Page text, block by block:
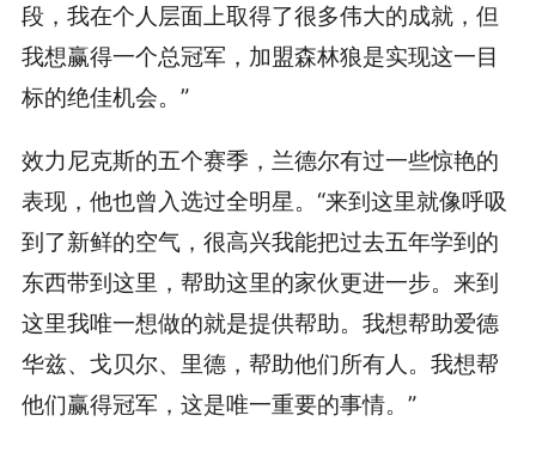
段，我在个人层面上取得了很多伟大的成就，但
我想赢得一个总冠军，加盟森林狼是实现这一目
标的绝佳机会。”
效力尼克斯的五个赛季，兰德尔有过一些惊艳的
表现，他也曾入选过全明星。“来到这里就像呼吸
到了新鲜的空气，很高兴我能把过去五年学到的
东西带到这里，帮助这里的家伙更进一步。来到
这里我唯一想做的就是提供帮助。我想帮助爱德
华兹、戈贝尔、里德，帮助他们所有人。我想帮
他们赢得冠军，这是唯一重要的事情。”